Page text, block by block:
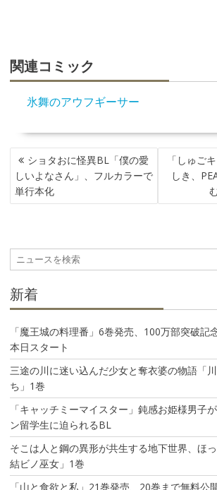
関連コミック
氷舞のアウフギーサー
投
稿
ナ
ビ
シ
ョ
ショタおに怪異BL「僕の愛
しいよなさん」、フルカラーで
単行本化
「しゅご
しき、
新着
「魔王城の料理番」6巻発売、100万部突破記
本日スタート
三途の川に迷い込んだ少女と奪衣婆の物語「
ち」1巻
「キャッチミーマイスター」鈍感お姫様男子
ン留学生に迫られるBL
そこは人と鋼の異形が共生する地下世界、ほ
結ビノ巫女」1巻
「山と食欲と私」21巻発売、20巻まで無料